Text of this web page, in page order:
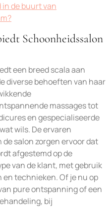
in de buurt van
Schoonheidssalon
een breed scala aan
diverse behoeften van haar
massages tot
en gespecialiseerde
wils. De ervaren
salon zorgen ervoor dat
afgestemd op de
van de klant, met gebruik
technieken. Of je nu op
pure ontspanning of een
bij